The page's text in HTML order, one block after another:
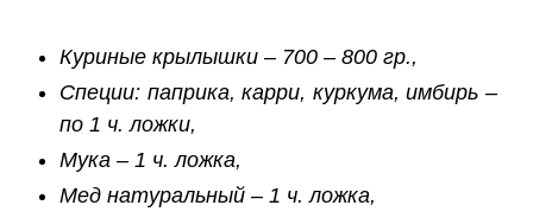
Куриные крылышки – 700 – 800 гр.,
Специи: паприка, карри, куркума, имбирь –
по 1 ч. ложки,
Мука – 1 ч. ложка,
Мед натуральный – 1 ч. ложка,